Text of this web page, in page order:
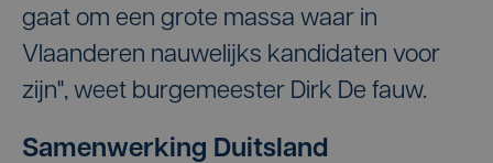
gaat om een grote massa waar in
Vlaanderen nauwelijks kandidaten voor
zijn", weet burgemeester Dirk De fauw.
Samenwerking Duitsland